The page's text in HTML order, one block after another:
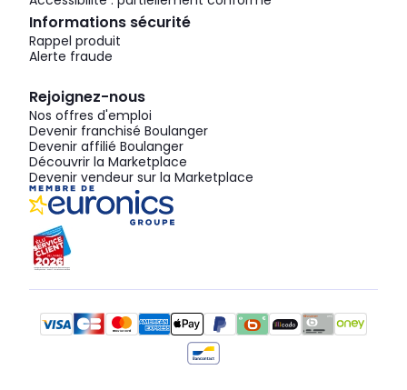
Informations sécurité
Rappel produit
Alerte fraude
Rejoignez-nous
Nos offres d'emploi
Devenir franchisé Boulanger
Devenir affilié Boulanger
Découvrir la Marketplace
Devenir vendeur sur la Marketplace